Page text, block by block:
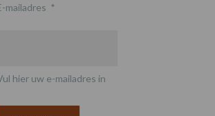
mailadres *
hier uw e-mailadres in